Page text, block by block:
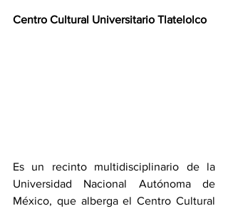
Centro Cultural Universitario Tlatelolco
Es un recinto multidisciplinario de la
Universidad Nacional Autónoma de
México, que alberga el Centro Cultural